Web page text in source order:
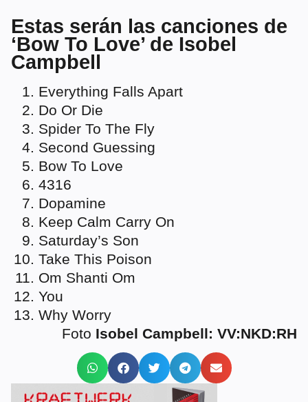
Estas serán las canciones de
‘Bow To Love’ de Isobel
Campbell
Everything Falls Apart
Do Or Die
Spider To The Fly
Second Guessing
Bow To Love
4316
Dopamine
Keep Calm Carry On
Saturday’s Son
Take This Poison
Om Shanti Om
You
Why Worry
Foto Isobel Campbell: VV:NKD:RH